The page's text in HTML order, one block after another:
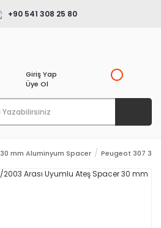
+90 541 308 25 80
Giriş Yap
Üye Ol
30 mm Aluminyum Spacer Peugeot 307 3*